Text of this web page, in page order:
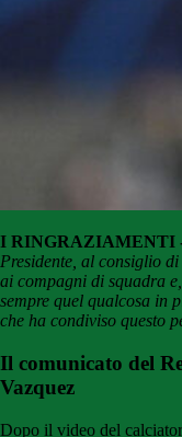
I RINGRAZIAMENTI
Presidente, al consiglio
ai compagni di squadra
sempre quel qualcosa in
che ha condiviso questo
Il comunicato del
Vazquez
Dopo il video del